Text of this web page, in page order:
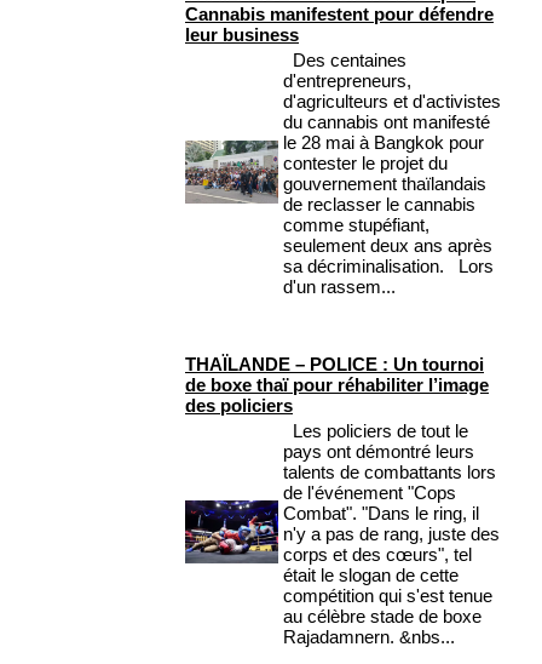
Cannabis manifestent pour défendre
leur business
Des centaines
d'entrepreneurs,
d'agriculteurs et d'activistes
du cannabis ont manifesté
le 28 mai à Bangkok pour
contester le projet du
gouvernement thaïlandais
de reclasser le cannabis
comme stupéfiant,
seulement deux ans après
sa décriminalisation. Lors
d'un rassem...
THAÏLANDE – POLICE : Un tournoi
de boxe thaï pour réhabiliter l’image
des policiers
Les policiers de tout le
pays ont démontré leurs
talents de combattants lors
de l'événement "Cops
Combat". "Dans le ring, il
n'y a pas de rang, juste des
corps et des cœurs", tel
était le slogan de cette
compétition qui s'est tenue
au célèbre stade de boxe
Rajadamnern. &nbs...